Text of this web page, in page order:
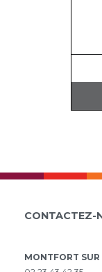
de
Côtes
Mi-
Brial
CONTACTEZ-
MONTFORT SUR